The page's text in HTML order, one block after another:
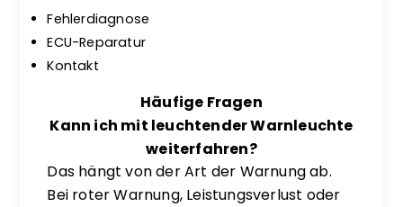
Fehlerdiagnose
ECU-Reparatur
Kontakt
Häufige Fragen
Kann ich mit leuchtender Warnleuchte
weiterfahren?
Das hängt von der Art der Warnung ab.
Bei roter Warnung, Leistungsverlust oder